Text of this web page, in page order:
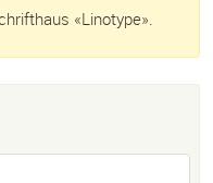
«Linotype».